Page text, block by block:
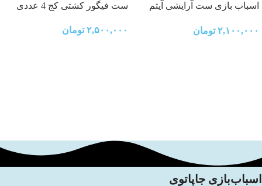
اسباب بازی ست آرایشی آیتم
۲,۱۰۰,۰۰۰ تومان
ست فیگور کشتی کج 4 عددی
۲,۵۰۰,۰۰۰ تومان
اسباب‌بازی جاپاتوی